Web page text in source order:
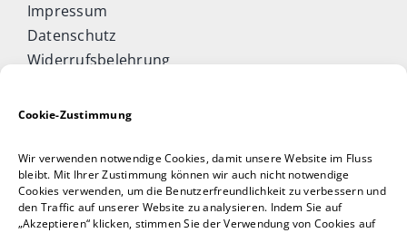
Cookie-Zustimmung
Wir verwenden notwendige Cookies, damit unsere Website im Fluss
bleibt. Mit Ihrer Zustimmung können wir auch nicht notwendige
Cookies verwenden, um die Benutzerfreundlichkeit zu verbessern und
den Traffic auf unserer Website zu analysieren. Indem Sie auf
„Akzeptieren“ klicken, stimmen Sie der Verwendung von Cookies auf
Impressum
Datenschutz
Widerrufsbelehrung
Allgemeine Geschäftsbedingungen
Taijiquan & Qigong Journal
DAOCONCEPTS Verlag
Versand & Lieferung